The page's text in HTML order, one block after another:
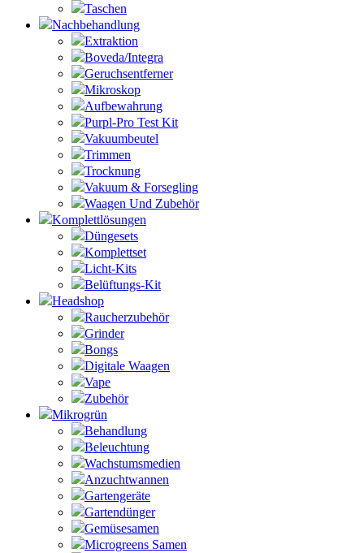
Taschen
Nachbehandlung
Extraktion
Boveda/Integra
Geruchsentferner
Mikroskop
Aufbewahrung
Purpl-Pro Test Kit
Vakuumbeutel
Trimmen
Trocknung
Vakuum & Forsegling
Waagen Und Zubehör
Komplettlösungen
Düngesets
Komplettset
Licht-Kits
Belüftungs-Kit
Headshop
Raucherzubehör
Grinder
Bongs
Digitale Waagen
Vape
Zubehör
Mikrogrün
Behandlung
Beleuchtung
Wachstumsmedien
Anzuchtwannen
Gartengeräte
Gartendünger
Gemüsesamen
Microgreens Samen